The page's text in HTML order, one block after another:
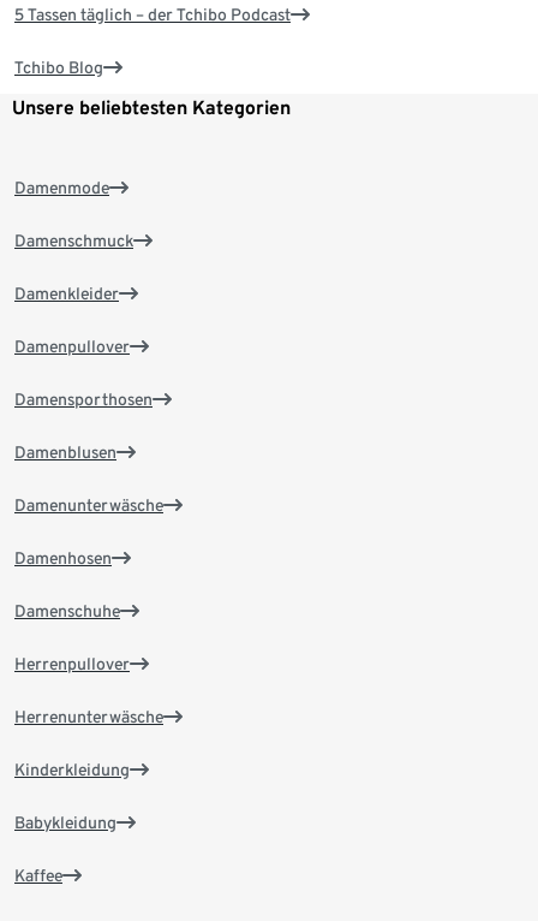
5 Tassen täglich – der Tchibo Podcast
Tchibo Blog
Unsere beliebtesten Kategorien
Damenmode
Damenschmuck
Damenkleider
Damenpullover
Damensporthosen
Damenblusen
Damenunterwäsche
Damenhosen
Damenschuhe
Herrenpullover
Herrenunterwäsche
Kinderkleidung
Babykleidung
Kaffee